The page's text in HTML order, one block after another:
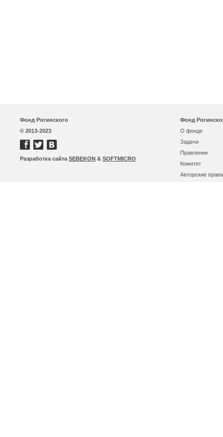
Фонд Рогинского
© 2013-2023
Разработка сайта SEBEKON & SOFTMICRO
Фонд
О фонде
Задачи
Правление
Комитет
Авторские права